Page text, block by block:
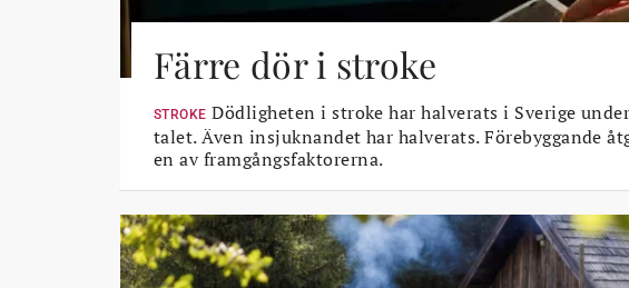
Färre dör i stroke
STROKE Dödligheten i stroke har halverats i Sverige
talet. Även insjuknandet har halverats. Förebyggande
en av framgångsfaktorerna.